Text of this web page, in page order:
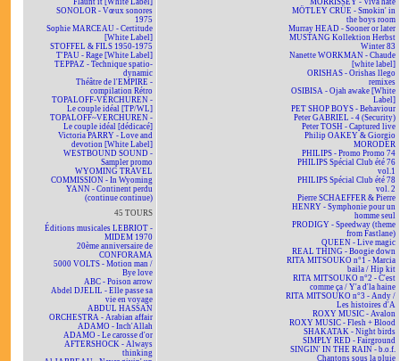
Flaunt it [White Label]
SONOLOR - Vœux sonores
1975
Sophie MARCEAU - Certitude
[White Label]
STOFFEL & FILS 1950-1975
T'PAU - Rage [White Label]
TEPPAZ - Technique spatio-
dynamic
Théâtre de l'EMPIRE -
compilation Rétro
TOPALOFF-VERCHUREN -
Le couple idéal [TP/WL]
TOPALOFF~VERCHUREN -
Le couple idéal [dédicacé]
Victoria PARRY - Love and
devotion [White Label]
WESTBOUND SOUND -
Sampler promo
WYOMING TRAVEL
COMMISSION - In Wyoming
YANN - Continent perdu
(continue continue)
45 TOURS
Éditions musicales LEBRIOT -
MIDEM 1970
20ème anniversaire de
CONFORAMA
5000 VOLTS - Motion man /
Bye love
ABC - Poison arrow
Abdel DJELIL - Elle passe sa
vie en voyage
ABDUL HASSAN
ORCHESTRA - Arabian affair
ADAMO - Inch'Allah
ADAMO - Le carosse d'or
AFTERSHOCK - Always
thinking
MORRISSEY - Viva hate
MÖTLEY CRÜE - Smokin' in
the boys room
Murray HEAD - Sooner or later
MUSTANG Kollektion Herbst
Winter 83
Nanette WORKMAN - Chaude
[white label]
ORISHAS - Orishas llego
remixes
OSIBISA - Ojah awake [White
Label]
PET SHOP BOYS - Behaviour
Peter GABRIEL - 4 (Security)
Peter TOSH - Captured live
Philip OAKEY & Giorgio
MORODER
PHILIPS - Promo Promo 74
PHILIPS Spécial Club été 76
vol.1
PHILIPS Spécial Club été 78
vol. 2
Pierre SCHAEFFER & Pierre
HENRY - Symphonie pour un
homme seul
PRODIGY - Speedway (theme
from Fastlane)
QUEEN - Live magic
REAL THING - Boogie down
RITA MITSOUKO n°1 - Marcia
baila / Hip kit
RITA MITSOUKO n°2 - C'est
comme ça / Y'a d'la haine
RITA MITSOUKO n°3 - Andy /
Les histoires d'A
ROXY MUSIC - Avalon
ROXY MUSIC - Flesh + Blood
SHAKATAK - Night birds
SIMPLY RED - Fairground
SINGIN' IN THE RAIN - b.o.f.
Chantons sous la pluie